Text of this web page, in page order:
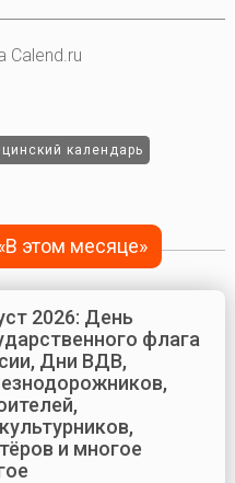
Calend.ru
календарь
этом месяце»
2026: День
флага
Дни ВДВ,
и многое